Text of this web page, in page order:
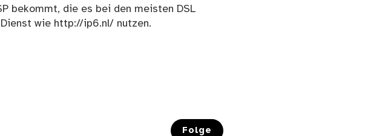
bekommt, die es bei den meisten DSL
wie http://ip6.nl/ nutzen.
Folge